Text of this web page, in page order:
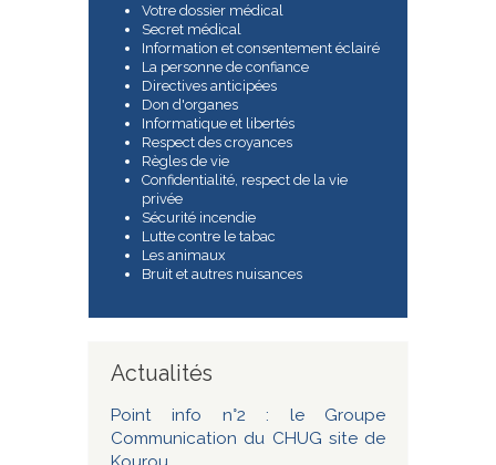
Votre dossier médical
Secret médical
Information et consentement éclairé
La personne de confiance
Directives anticipées
Don d'organes
Informatique et libertés
Respect des croyances
Règles de vie
Confidentialité, respect de la vie
privée
Sécurité incendie
Lutte contre le tabac
Les animaux
Bruit et autres nuisances
Actualités
Point info n°2 : le Groupe
Communication du CHUG site de